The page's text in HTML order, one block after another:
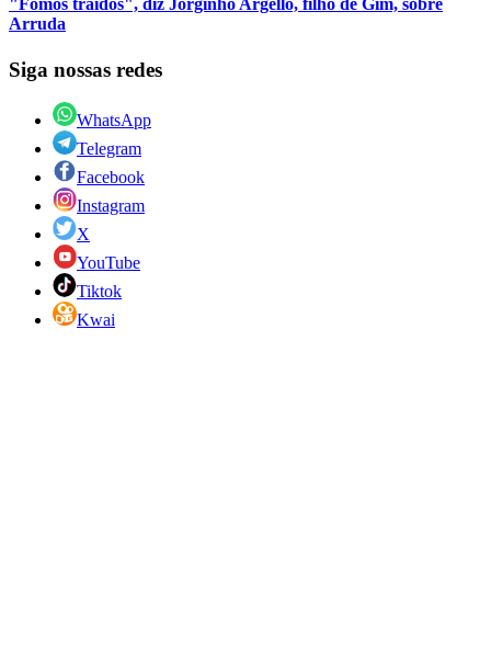
"Fomos traídos", diz Jorginho Argello, filho de Gim, sobre
Arruda
Siga nossas redes
WhatsApp
Telegram
Facebook
Instagram
X
YouTube
Tiktok
Kwai